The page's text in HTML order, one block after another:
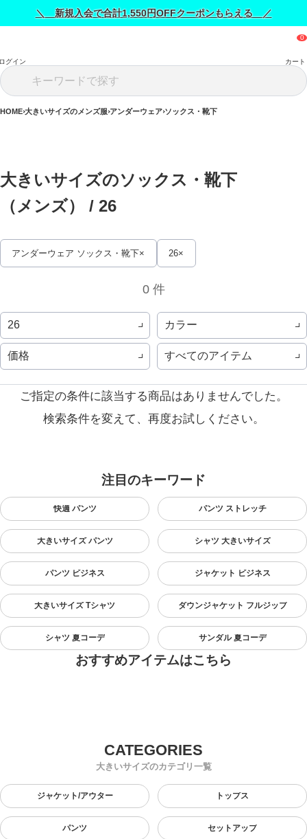
＼ 新規入会で合計1,550円OFFクーポンもらえる ／
グイン カート
HOME 大きいサイズのメンズ服 アンダーウェア ソックス・靴下
大きいサイズのソックス・靴下
（メンズ） / 26
アンダーウェア ソックス・靴下 26
0 件
26 カラー
価格 すべてのアイテム
ご指定の条件に該当する商品はありませんでした。
検索条件を変えて、再度お試しください。
注目のキーワード
快適 パンツ パンツ ストレッチ
大きいサイズ パンツ シャツ 大きいサイズ
パンツ ビジネス ジャケット ビジネス
大きいサイズ Tシャツ ダウンジャケット フルジップ
シャツ 夏コーデ サンダル 夏コーデ
おすすめアイテムはこちら
大きいサイズのカテゴリ一覧
ジャケット/アウター トップス
パンツ セットアップ